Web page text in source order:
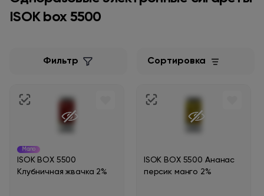
ISOK box 5500
Фильтр Сортировка
Мало
ISOK BOX 5500
Клубничная жвачка 2%
ISOK BOX 5500 Ананас
персик манго 2%